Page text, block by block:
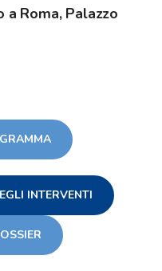
Roma, Palazzo
INTERVENTI